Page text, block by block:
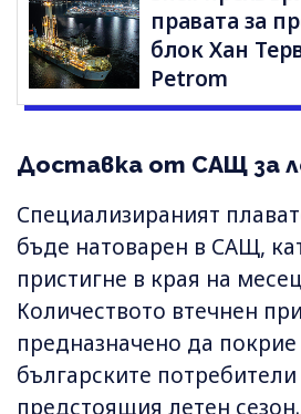
правата за
блок Хан
Petrom
Доставка от САЩ за
Специализираният
бъде натоварен в САЩ,
пристигне в края на
Количеството втечнен
предназначено да
българските потребители
предстоящия летен сезон.